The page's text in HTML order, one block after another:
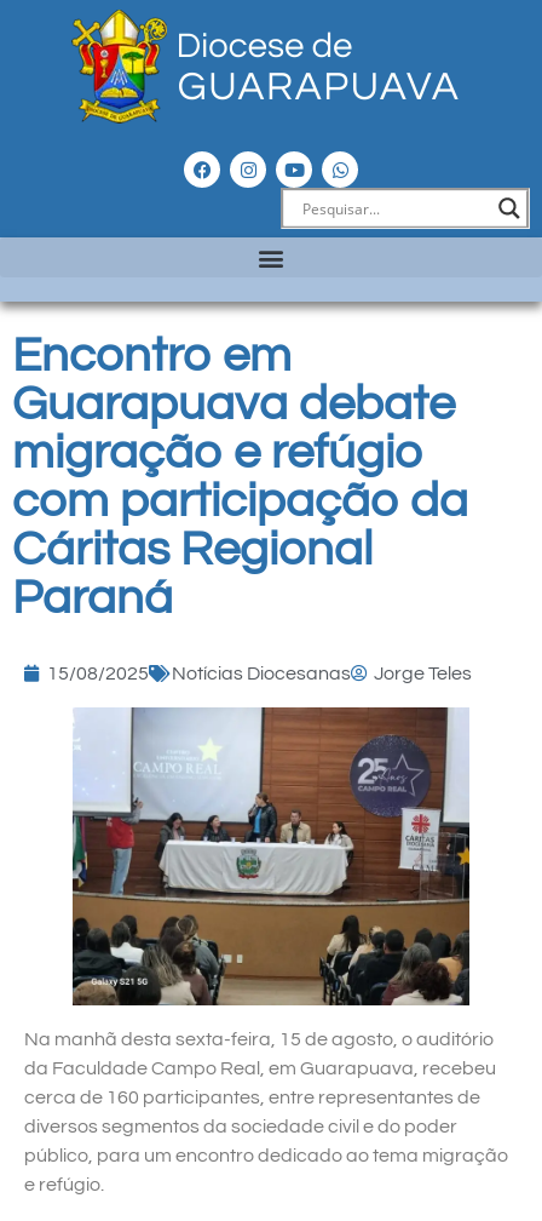
Encontro em
Guarapuava debate
migração e refúgio
com participação da
Cáritas Regional
Paraná
15/08/2025 Notícias Diocesanas Jorge Teles
Na manhã desta sexta-feira, 15 de agosto, o auditório
da Faculdade Campo Real, em Guarapuava, recebeu
cerca de 160 participantes, entre representantes de
diversos segmentos da sociedade civil e do poder
público, para um encontro dedicado ao tema migração
e refúgio.